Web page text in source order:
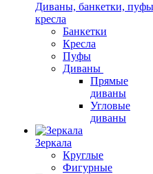
Диваны, банкетки,
кресла
Банкетки
Кресла
Пуфы
Диваны
Прямые
диваны
Угловые
диваны
Зеркала
Круглые
Фигурные